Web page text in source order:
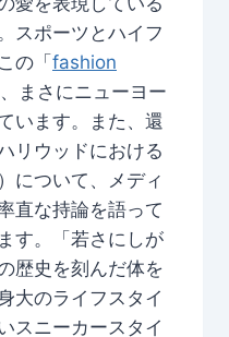
スポーツとハイフ
の「fashion
まさにニューヨー
います。また、還
リウッドにおける
について、メディ
直な持論を語って
す。「若さにしが
歴史を刻んだ体を
大のライフスタイ
スニーカースタイ